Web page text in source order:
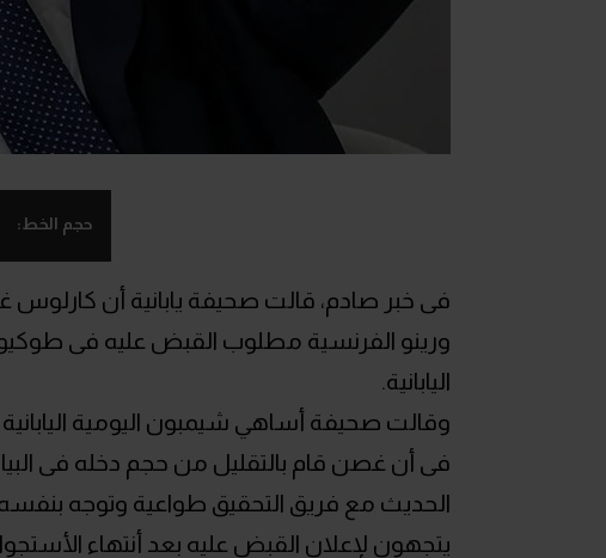
حجم الخط:
فى خبر صادم، قالت صحيفة يابانية أن كارلوس
ورينو الفرنسية مطلوب القبض عليه فى طوكيو
اليابانية.
وقالت صحيفة أساهي شيمبون اليومية
فى أن غصن قام بالتقليل من حجم دخله فى
الحديث مع فريق التحقيق طواعية وتوجه
يتجهون لإعلان القبض عليه بعد أنتهاء